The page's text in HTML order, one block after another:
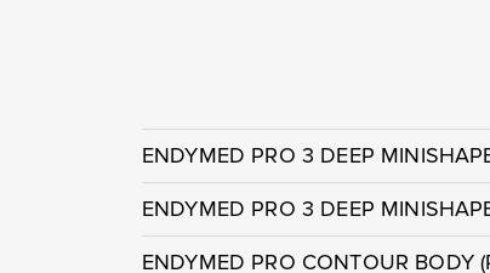
ENDYMED PRO 3 DEEP
ENDYMED PRO 3 DEEP
ENDYMED PRO CONTOUR